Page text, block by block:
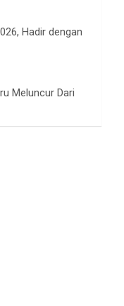
Hadir dengan
Meluncur Dari